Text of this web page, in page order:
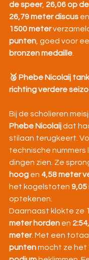
de speer, 26,06 op
26,79 meter discus en
1500 meter
punten , goed voor
bronzen medaille
🥈 Phebe Nicolaij
richting verdere
Bij de scholieren
Phebe Nicolaij dat
stilaan terugkeert.
technische nummers
dingen zien. Ze
hoog en 4,58 meter
het kogelstoten
optekenen.
Daarnaast klokte ze
meter horden en
meter. Met een
punten mocht ze het